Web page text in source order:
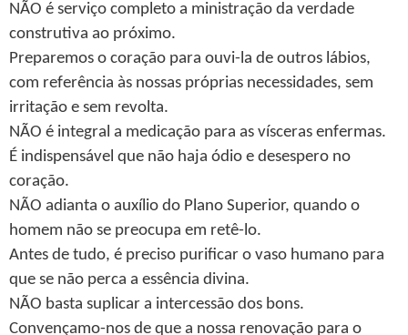
NÃO é serviço completo a ministração da verdade
construtiva ao próximo.
Preparemos o coração para ouvi-la de outros lábios,
com referência às nossas próprias necessidades, sem
irritação e sem revolta.
NÃO é integral a medicação para as vísceras enfermas.
É indispensável que não haja ódio e desespero no
coração.
NÃO adianta o auxílio do Plano Superior, quando o
homem não se preocupa em retê-lo.
Antes de tudo, é preciso purificar o vaso humano para
que se não perca a essência divina.
NÃO basta suplicar a intercessão dos bons.
Convençamo-nos de que a nossa renovação para o